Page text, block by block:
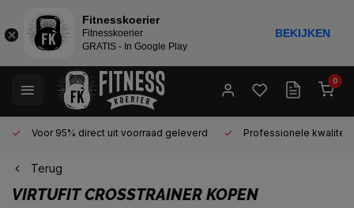
0
Voor 95% direct uit voorraad geleverd Professionele kwaliteit
Terug
VIRTUFIT CROSSTRAINER KOPEN
Fitnesskoerier
Fitnesskoerier
GRATIS - In Google Play
BEKIJKEN